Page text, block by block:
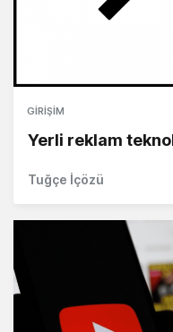
GIRIŞIM
Yerli reklam
Tuğçe İçözü